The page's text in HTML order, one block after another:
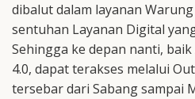
dibalut dalam layanan
sentuhan Layanan Digital
Sehingga ke depan nanti, baik
4.0, dapat terakses melalui
tersebar dari Sabang sampai